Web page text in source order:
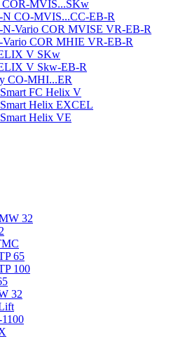
COR-MVIS...SKw
N CO-MVIS...CC-EB-R
N-Vario COR MVISE VR-EB-R
Vario COR MHIE VR-EB-R
V SKw
V Skw-EB-R
CO-MHI...ER
FC Helix V
Helix EXCEL
Helix VE
32
65
100
32